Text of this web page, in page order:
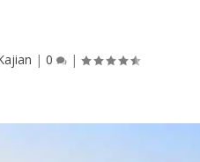
| 0 |